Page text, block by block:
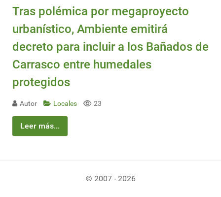
Tras polémica por megaproyecto
urbanístico, Ambiente emitirá
decreto para incluir a los Bañados de
Carrasco entre humedales
protegidos
Autor Locales 23
Leer más...
© 2007 - 2026